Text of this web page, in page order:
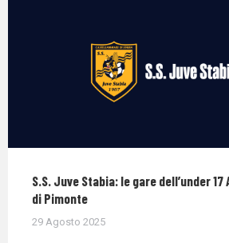
S.S. Juve Stabia: le gare dell’under 17
di Pimonte
29 Agosto 2025